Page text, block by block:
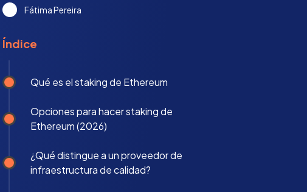
Fátima Pereira
Índice
Qué es el staking de Ethereum
Opciones para hacer staking de
Ethereum (2026)
¿Qué distingue a un proveedor de
infraestructura de calidad?